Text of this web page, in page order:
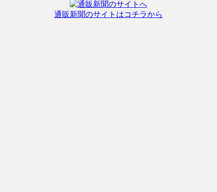
通販新聞のサイトはコチラから